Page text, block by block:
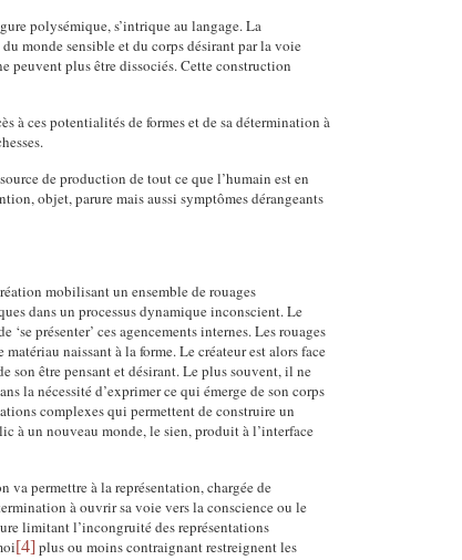
polysémique, s’intrique au langage. La
monde sensible et du corps désirant par la voie
peuvent plus être dissociés. Cette construction
à ces potentialités de formes et de sa détermination à
de production de tout ce que l’humain est en
objet, parure mais aussi symptômes dérangeants
mobilisant un ensemble de rouages
dans un processus dynamique inconscient. Le
présenter’ ces agencements internes. Les rouages
naissant à la forme. Le créateur est alors face
son être pensant et désirant. Le plus souvent, il ne
la nécessité d’exprimer ce qui émerge de son corps
complexes qui permettent de construire un
à un nouveau monde, le sien, produit à l’interface
va permettre à la représentation, chargée de
à ouvrir sa voie vers la conscience ou le
limitant l’incongruité des représentations
[4]plus ou moins contraignant restreignent les